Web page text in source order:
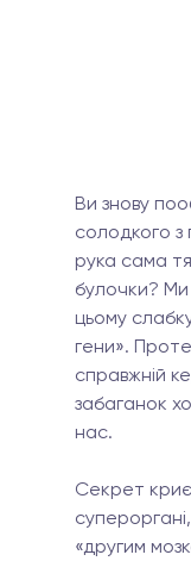
Ви знову
солодкого
рука сама
булочки? Ми
цьому
гени».
справжній
забаганок
нас.
Секрет
«другим